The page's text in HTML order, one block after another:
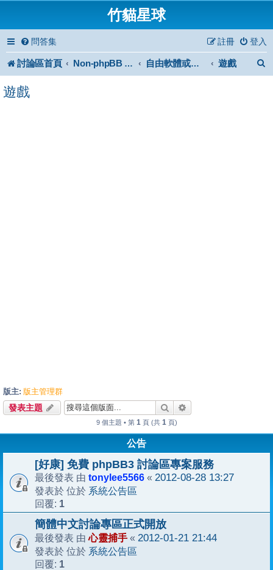
竹貓星球
問答集 登入
註冊
討論區首頁 Non-phpBB specific 自由軟體或免費軟體 遊戲
遊戲
版主: 版主管理群
發表主題 搜尋
9 個主題 • 第 1 頁 (共 1 頁)
公告
[好康] 免費 phpBB3 討論區專案服務
最後發表 由 tonylee5566 « 2012-08-28 13:27
發表於 位於 系統公告區
回覆: 1
簡體中文討論專區正式開放
最後發表 由心靈捕手 « 2012-01-21 21:44
發表於 位於 系統公告區
回覆: 1